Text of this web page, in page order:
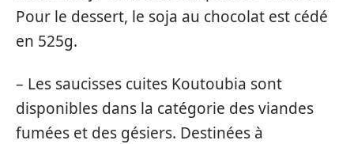
Pour le dessert, le soja au chocolat est cédé
en 525g.
– Les saucisses cuites Koutoubia sont
disponibles dans la catégorie des viandes
fumées et des gésiers. Destinées à